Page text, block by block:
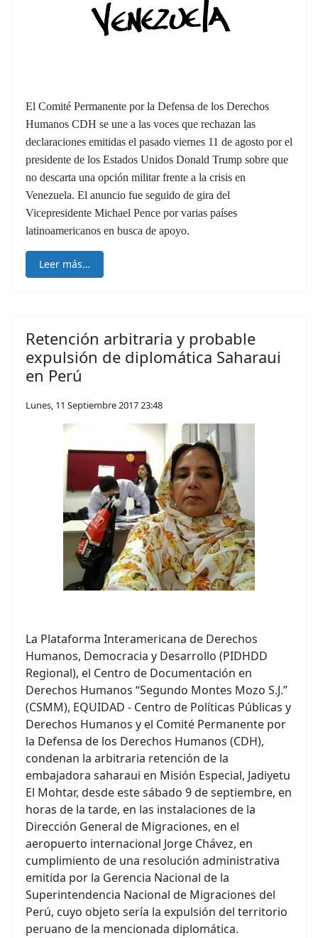
El Comité Permanente por la Defensa de los Derechos
Humanos CDH se une a las voces que rechazan las
declaraciones emitidas el pasado viernes 11 de agosto por el
presidente de los Estados Unidos Donald Trump sobre que
no descarta una opción militar frente a la crisis en
Venezuela. El anuncio fue seguido de gira del
Vicepresidente Michael Pence por varias países
latinoamericanos en busca de apoyo.
Leer más…
Retención arbitraria y probable
expulsión de diplomática Saharaui
en Perú
Lunes, 11 Septiembre 2017 23:48
La Plataforma Interamericana de Derechos
Humanos, Democracia y Desarrollo (PIDHDD
Regional), el Centro de Documentación en
Derechos Humanos “Segundo Montes Mozo S.J.”
(CSMM), EQUIDAD - Centro de Políticas Públicas y
Derechos Humanos y el Comité Permanente por
la Defensa de los Derechos Humanos (CDH),
condenan la arbitraria retención de la
embajadora saharaui en Misión Especial, Jadiyetu
El Mohtar, desde este sábado 9 de septiembre, en
horas de la tarde, en las instalaciones de la
Dirección General de Migraciones, en el
aeropuerto internacional Jorge Chávez, en
cumplimiento de una resolución administrativa
emitida por la Gerencia Nacional de la
Superintendencia Nacional de Migraciones del
Perú, cuyo objeto sería la expulsión del territorio
peruano de la mencionada diplomática.